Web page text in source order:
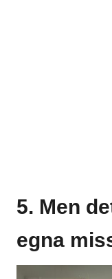
5. Men
egna